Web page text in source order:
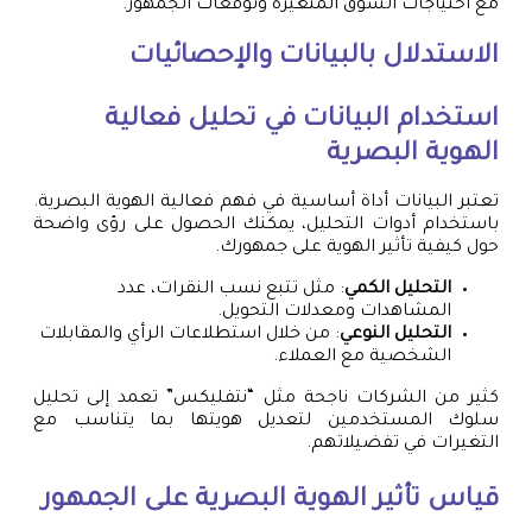
مع احتياجات السوق المتغيرة وتوقعات الجمهور.
الاستدلال بالبيانات والإحصائيات
استخدام البيانات في تحليل فعالية
الهوية البصرية
تعتبر البيانات أداة أساسية في فهم فعالية الهوية البصرية.
باستخدام أدوات التحليل، يمكنك الحصول على رؤى واضحة
حول كيفية تأثير الهوية على جمهورك.
التحليل الكمي: مثل تتبع نسب النقرات، عدد
المشاهدات ومعدلات التحويل.
التحليل النوعي: من خلال استطلاعات الرأي والمقابلات
الشخصية مع العملاء.
كثير من الشركات ناجحة مثل “نتفليكس” تعمد إلى تحليل
سلوك المستخدمين لتعديل هويتها بما يتناسب مع
التغيرات في تفضيلاتهم.
قياس تأثير الهوية البصرية على الجمهور